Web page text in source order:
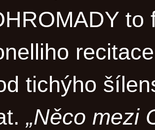
to
tichýho
„Něco mezi